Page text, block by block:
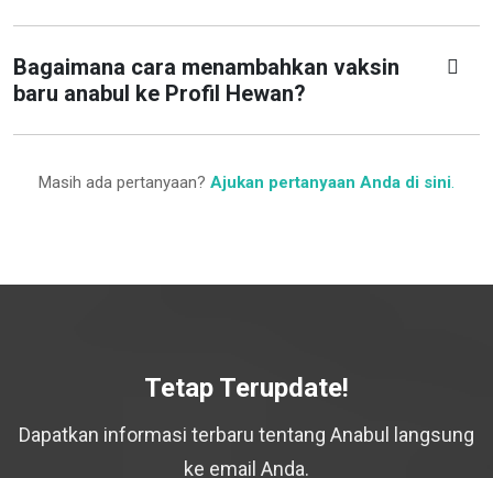
Bagaimana cara menambahkan vaksin
baru anabul ke Profil Hewan?
Masih ada pertanyaan? Ajukan pertanyaan Anda di sini.
Tetap Terupdate!
Dapatkan informasi terbaru tentang Anabul langsung
ke email Anda.